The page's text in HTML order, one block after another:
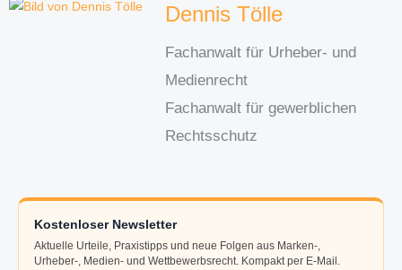
Dennis Tölle
Fachanwalt für Urheber- und
Medienrecht
Fachanwalt für gewerblichen
Rechtsschutz
Kostenloser Newsletter
Aktuelle Urteile, Praxistipps und neue Folgen aus Marken-,
Urheber-, Medien- und Wettbewerbsrecht. Kompakt per E-Mail.